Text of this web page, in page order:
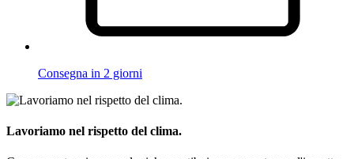
Consegna in 2 giorni
Lavoriamo nel rispetto del clima.